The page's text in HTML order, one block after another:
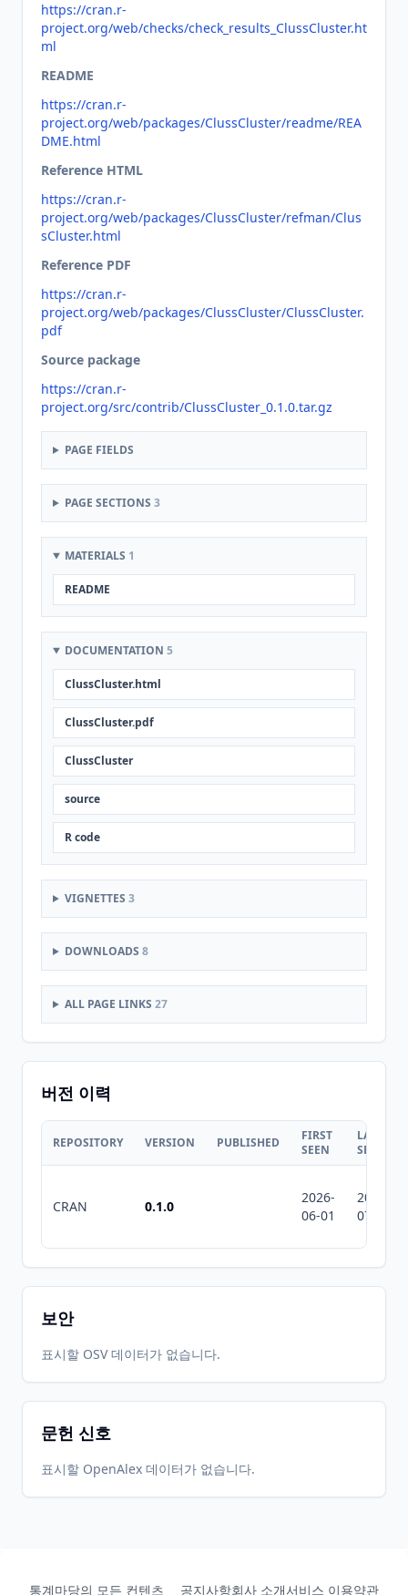
https://cran.r-
project.org/web/checks/check_results_ClussCluster.ht
ml
README
https://cran.r-
project.org/web/packages/ClussCluster/readme/REA
DME.html
Reference HTML
https://cran.r-
project.org/web/packages/ClussCluster/refman/Clus
sCluster.html
Reference PDF
https://cran.r-
project.org/web/packages/ClussCluster/ClussCluster.
pdf
Source package
https://cran.r-
project.org/src/contrib/ClussCluster_0.1.0.tar.gz
PAGE FIELDS
PAGE SECTIONS 3
MATERIALS 1
README
DOCUMENTATION 5
ClussCluster.html
ClussCluster.pdf
ClussCluster
source
R code
VIGNETTES 3
DOWNLOADS 8
ALL PAGE LINKS 27
버전 이력
REPOSITORY VERSION PUBLISHED
FIRST
SEEN
LAST
SEEN
CRAN 0.1.0
2026-
06-01
2026-
07-10
보안
표시할 OSV 데이터가 없습니다.
문헌 신호
표시할 OpenAlex 데이터가 없습니다.
통계마당의 모든 컨텐츠 공지사항회사 소개서비스 이용약관